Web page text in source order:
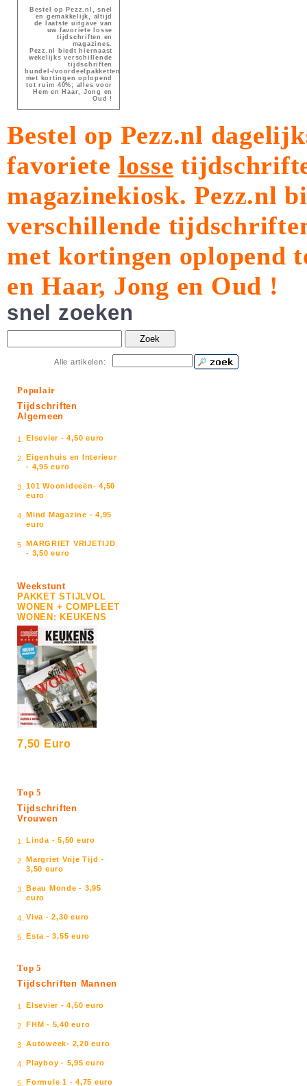
Bestel op Pezz.nl, snel
en gemakkelijk, altijd
de laatste uitgave van
uw favoriete losse
tijdschriften en
magazines.
Pezz.nl biedt hiernaast
wekelijks verschillende
tijdschriften
bundel-/voordeelpakketten
met kortingen oplopend
tot ruim 40%; alles voor
Hem en Haar, Jong en
Oud !
Bestel op Pezz.nl
favoriete losse
magazinekiosk.Pezz.nl
verschillende
met kortingen oplopend
en Haar, Jong en Oud !
snel zoeken
Zoek
Alle artikelen:
Populair
Tijdschriften
Algemeen
1. Elsevier - 4,50 euro
2. Eigenhuis en Interieur
- 4,95 euro
3. 101 Woonideeën- 4,50
euro
4. Mind Magazine - 4,95
euro
5. MARGRIET VRIJETIJD
- 3,50 euro
Weekstunt
PAKKET STIJLVOL
WONEN + COMPLEET
WONEN: KEUKENS
7,50 Euro
Top 5
Tijdschriften
Vrouwen
1. Linda - 5,50 euro
2. Margriet Vrije Tijd -
3,50 euro
3. Beau Monde - 3,95
euro
4. Viva - 2,30 euro
5. Esta - 3,55 euro
Top 5
Tijdschriften Mannen
1. Elsevier - 4,50 euro
2. FHM - 5,40 euro
3. Autoweek- 2,20 euro
4. Playboy - 5,95 euro
5. Formule 1 - 4,75 euro